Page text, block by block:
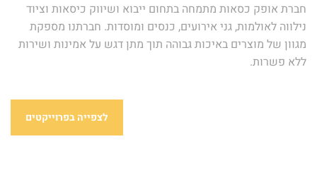
חברת אופק כסאות מתמחה בתחום ייבוא ושיווק כיסאות וציוד
נילווה לאולמות, גני אירועים, כנסים ומוסדות. חברתנו מספקת
מגוון של מוצרים באיכות גבוהה תוך מתן דגש על אמינות ושירות
ללא פשרות.
לצפייה בפרוייקטים